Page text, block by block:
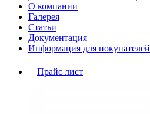
О компании
Галерея
Статьи
Документация
Информация для покупателей
Прайс лист